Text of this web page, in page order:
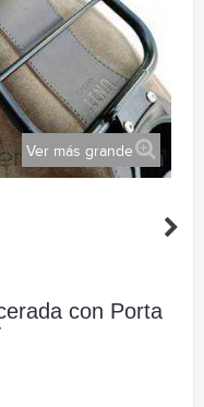
Ver más grande
con Porta